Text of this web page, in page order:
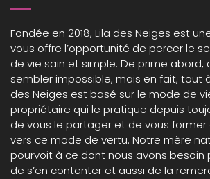
Fondée en 2018, Lila des Neiges est
vous offre l’opportunité de percer le
de vie sain et simple. De prime abord,
sembler impossible, mais en fait, tout
des Neiges est basé sur le mode de
propriétaire qui le pratique depuis
de vous le partager et de vous
vers ce mode de vertu. Notre mère
pourvoit à ce dont nous avons besoin
de s’en contenter et aussi de la